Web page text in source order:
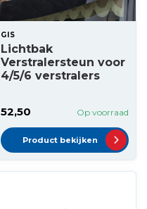
GIS
Lichtbak
Verstralersteun voor
4/5/6 verstralers
52,50 Op voorraad
Product bekijken